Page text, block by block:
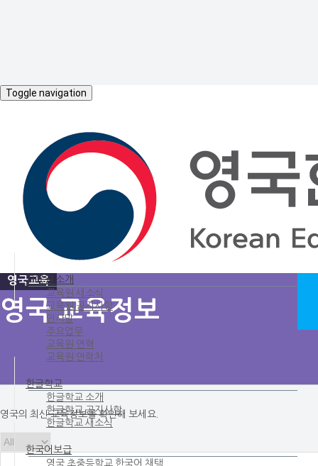
Toggle navigation
교육원 소개
교육원 새소식
교육원 공지사항
인사말
주요업무
교육원 연혁
교육원 연락처
한글학교
한글학교 소개
한글학교 공지사항
한글학교 새소식
한국어보급
영국 초중등학교 한국어 채택
HOME
영국 교육정보
영국의 최신 교육정보를 확인해 보세요.